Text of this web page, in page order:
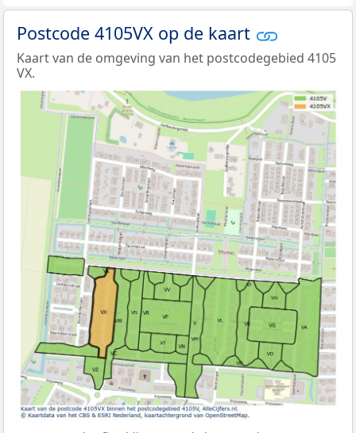
Postcode 4105VX op de kaart
Kaart van de omgeving van het postcodegebied 4105
VX.